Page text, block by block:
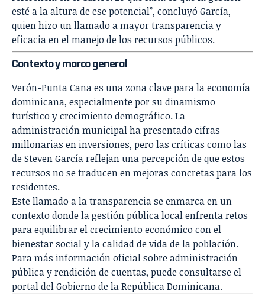
esté a la altura de ese potencial”, concluyó García,
quien hizo un llamado a mayor transparencia y
eficacia en el manejo de los recursos públicos.
Contexto y marco general
Verón-Punta Cana es una zona clave para la economía
dominicana, especialmente por su dinamismo
turístico y crecimiento demográfico. La
administración municipal ha presentado cifras
millonarias en inversiones, pero las críticas como las
de Steven García reflejan una percepción de que estos
recursos no se traducen en mejoras concretas para los
residentes.
Este llamado a la transparencia se enmarca en un
contexto donde la gestión pública local enfrenta retos
para equilibrar el crecimiento económico con el
bienestar social y la calidad de vida de la población.
Para más información oficial sobre administración
pública y rendición de cuentas, puede consultarse el
portal delGobierno de la República Dominicana.